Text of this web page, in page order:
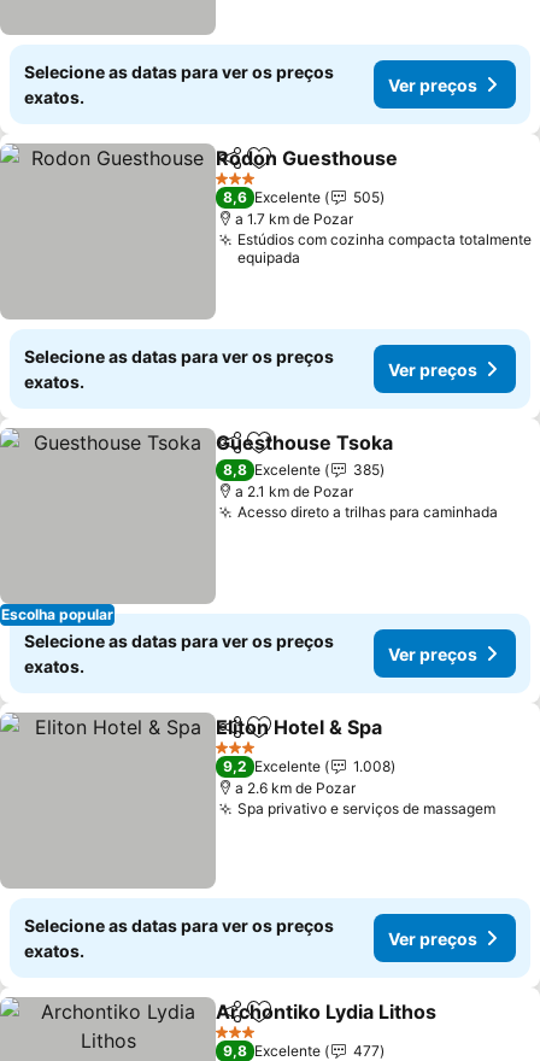
Selecione as datas para ver os preços
exatos.
Ver preços
PartilharAdicionar aos favoritos
Rodon Guesthouse
3 Estrelas
8,6 Excelente
505
a 1.7 km de Pozar
Estúdios com cozinha compacta totalmente
equipada
Selecione as datas para ver os preços
exatos.
Ver preços
Escolha popular
PartilharAdicionar aos favoritos
Guesthouse Tsoka
8,8 Excelente
385
a 2.1 km de Pozar
Acesso direto a trilhas para caminhada
Selecione as datas para ver os preços
exatos.
Ver preços
PartilharAdicionar aos favoritos
Eliton Hotel & Spa
3 Estrelas
9,2 Excelente
1.008
a 2.6 km de Pozar
Spa privativo e serviços de massagemVer
Selecione as datas para ver os preços
exatos.
Ver preços
PartilharAdicionar aos favoritos
Archontiko Lydia Lithos
3 Estrelas
9,8 Excelente
477